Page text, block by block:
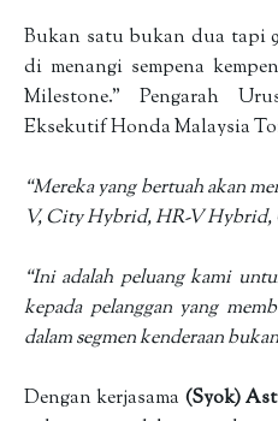
Bukan satu bukan dua tapi
di menangi sempena
Milestone." Pengarah
Eksekutif Honda Malaysia
“Mereka yang bertuah akan
V, City Hybrid, HR-V Hybrid,
“Ini adalah peluang kami
kepada pelanggan yang
dalam segmen kenderaan
Dengan kerjasama (Syok)